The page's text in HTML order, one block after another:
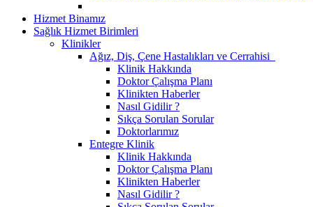
Hizmet Binamız
Sağlık Hizmet Birimleri
Klinikler
Ağız, Diş, Çene Hastalıkları ve Cerrahisi
Klinik Hakkında
Doktor Çalışma Planı
Klinikten Haberler
Nasıl Gidilir ?
Sıkça Sorulan Sorular
Doktorlarımız
Entegre Klinik
Klinik Hakkında
Doktor Çalışma Planı
Klinikten Haberler
Nasıl Gidilir ?